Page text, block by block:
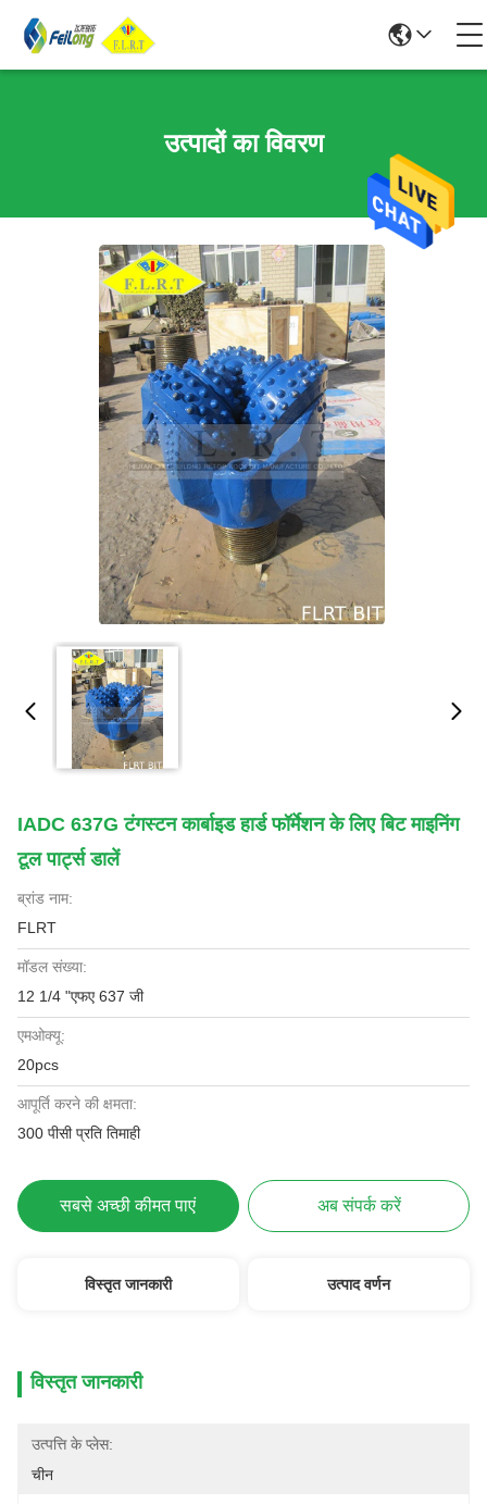
उत्पादों का विवरण
IADC 637G टंगस्टन कार्बाइड हार्ड फॉर्मेशन के लिए बिट माइनिंग
टूल पार्ट्स डालें
ब्रांड नाम:
FLRT
मॉडल संख्या:
12 1/4 "एफए 637 जी
एमओक्यू:
20pcs
आपूर्ति करने की क्षमता:
300 पीसी प्रति तिमाही
सबसे अच्छी कीमत पाएं अब संपर्क करें
विस्तृत जानकारी उत्पाद वर्णन
विस्तृत जानकारी
उत्पत्ति के प्लेस:
चीन